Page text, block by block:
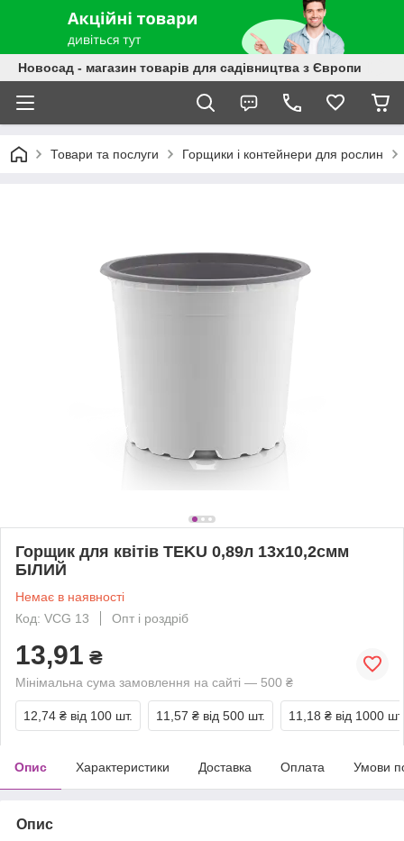
Новосад - магазин товарів для садівництва з Європи
Товари та послуги Горщики і контейнери для рослин
Горщик для квітів TEKU 0,89л 13x10,2смм
БІЛИЙ
Немає в наявності
Код: VCG 13
Опт і роздріб
13,91 ₴
Мінімальна сума замовлення на сайті — 500 ₴
12,74 ₴ від 100 шт. 11,57 ₴ від 500 шт. 11,18 ₴ від 1000 шт.
Опис Характеристики Доставка Оплата Умови
Опис